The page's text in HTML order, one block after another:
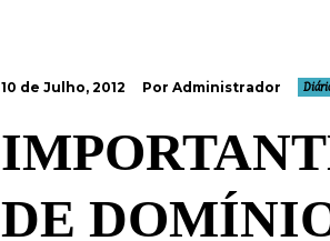
10 de Julho, 2012 Por Administrador
DE